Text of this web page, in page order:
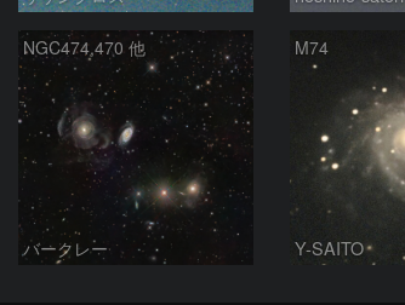
NGC474,470 他
バークレー
M74
Y-SAITO